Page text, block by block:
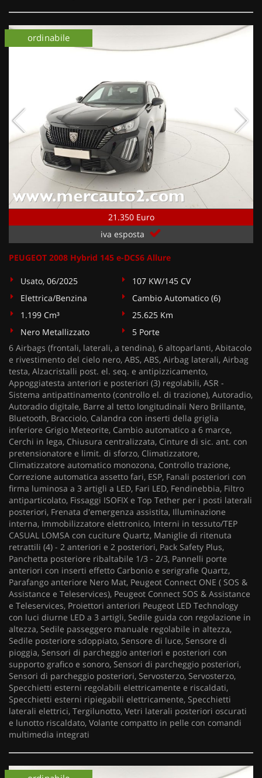
21.350 Euro
iva esposta
ordinabile
PEUGEOT 2008 Hybrid 145 e-DCS6 Allure
Usato, 06/2025
107 KW/145 CV
Elettrica/Benzina
Cambio Automatico (6)
1.199 Cm³
25.625 Km
Nero Metallizzato
5 Porte
6 Airbags (frontali, laterali, a tendina), 6 altoparlanti, Abitacolo
e rivestimento del cielo nero, ABS, ABS, Airbag laterali, Airbag
testa, Alzacristalli post. el. seq. e antipizzicamento,
Appoggiatesta anteriori e posteriori (3) regolabili, ASR -
Sistema antipattinamento (controllo el. di trazione), Autoradio,
Autoradio digitale, Barre al tetto longitudinali Nero Brillante,
Bluetooth, Bracciolo, Calandra con inserti della griglia
inferiore Grigio Meteorite, Cambio automatico a 6 marce,
Cerchi in lega, Chiusura centralizzata, Cinture di sic. ant. con
pretensionatore e limit. di sforzo, Climatizzatore,
Climatizzatore automatico monozona, Controllo trazione,
Correzione automatica assetto fari, ESP, Fanali posteriori con
firma luminosa a 3 artigli a LED, Fari LED, Fendinebbia, Filtro
antiparticolato, Fissaggi ISOFIX e Top Tether per i posti laterali
posteriori, Frenata d'emergenza assistita, Illuminazione
interna, Immobilizzatore elettronico, Interni in tessuto/TEP
CASUAL LOMSA con cuciture Quartz, Maniglie di ritenuta
retrattili (4) - 2 anteriori e 2 posteriori, Pack Safety Plus,
Panchetta posteriore ribaltabile 1/3 - 2/3, Pannelli porte
anteriori con inserti effetto Carbonio e serigrafie Quartz,
Parafango anteriore Nero Mat, Peugeot Connect ONE ( SOS &
Assistance e Teleservices), Peugeot Connect SOS & Assistance
e Teleservices, Proiettori anteriori Peugeot LED Technology
con luci diurne LED a 3 artigli, Sedile guida con regolazione in
altezza, Sedile passeggero manuale regolabile in altezza,
Sedile posteriore sdoppiato, Sensore di luce, Sensore di
pioggia, Sensori di parcheggio anteriori e posteriori con
supporto grafico e sonoro, Sensori di parcheggio posteriori,
Sensori di parcheggio posteriori, Servosterzo, Servosterzo,
Specchietti esterni regolabili elettricamente e riscaldati,
Specchietti esterni ripiegabili elettricamente, Specchietti
laterali elettrici, Tergilunotto, Vetri laterali posteriori oscurati
e lunotto riscaldato, Volante compatto in pelle con comandi
multimedia integrati